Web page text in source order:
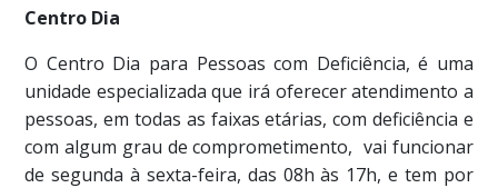
Centro Dia
O Centro Dia para Pessoas com Deficiência, é uma
unidade especializada que irá oferecer atendimento a
pessoas, em todas as faixas etárias, com deficiência e
com algum grau de comprometimento, vai funcionar
de segunda à sexta-feira, das 08h às 17h, e tem por